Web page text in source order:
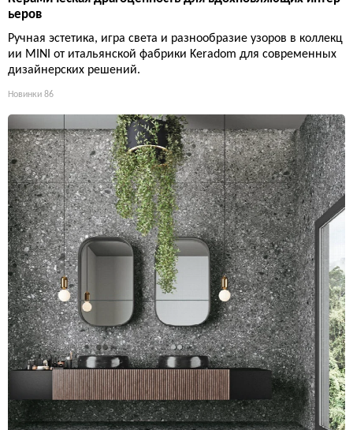
ьеров
Ручная эстетика, игра света и разнообразие узоров в коллекц
ии MINI от итальянской фабрики Keradom для современных
дизайнерских решений.
Новинки 86